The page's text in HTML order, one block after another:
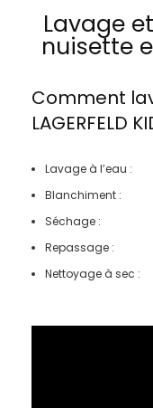
Lavage
nuisette
Comment
LAGERFELD
Lavage à l’eau :
Blanchiment :
Séchage :
Repassage :
Nettoyage à sec :